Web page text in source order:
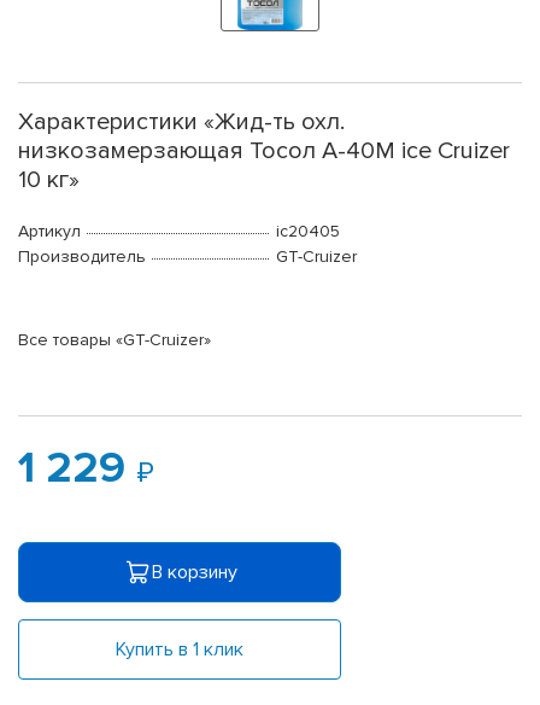
Характеристики «Жид-ть охл.
низкозамерзающая Тосол А-40М ice Cruizer
10 кг»
Артикул
ic20405
Производитель
GT-Cruizer
Все товары «GT-Cruizer»
1 229
В корзину
Купить в 1 клик